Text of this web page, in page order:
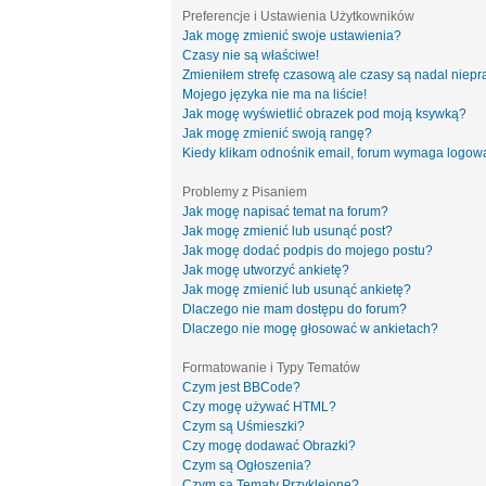
Preferencje i Ustawienia Użytkowników
Jak mogę zmienić swoje ustawienia?
Czasy nie są właściwe!
Zmieniłem strefę czasową ale czasy są nadal
Mojego języka nie ma na liście!
Jak mogę wyświetlić obrazek pod moją ksywką?
Jak mogę zmienić swoją rangę?
Kiedy klikam odnośnik email, forum wymaga
Problemy z Pisaniem
Jak mogę napisać temat na forum?
Jak mogę zmienić lub usunąć post?
Jak mogę dodać podpis do mojego postu?
Jak mogę utworzyć ankietę?
Jak mogę zmienić lub usunąć ankietę?
Dlaczego nie mam dostępu do forum?
Dlaczego nie mogę głosować w ankietach?
Formatowanie i Typy Tematów
Czym jest BBCode?
Czy mogę używać HTML?
Czym są Uśmieszki?
Czy mogę dodawać Obrazki?
Czym są Ogłoszenia?